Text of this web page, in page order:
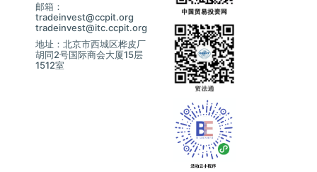
邮箱：
tradeinvest@ccpit.org
tradeinvest@itc.ccpit.org
地址：北京市西城区桦皮厂
胡同2号国际商会大厦15层
1512室